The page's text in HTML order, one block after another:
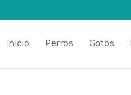
Inicio Perros Gatos